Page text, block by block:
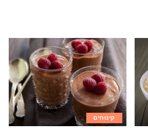
קינוחים